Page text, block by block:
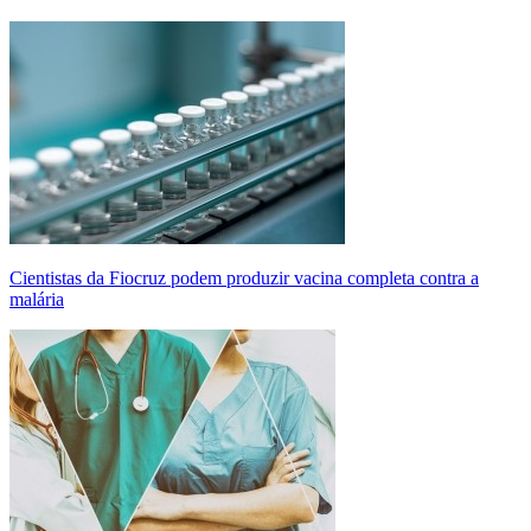
Cientistas da Fiocruz podem produzir vacina completa contra a
malária